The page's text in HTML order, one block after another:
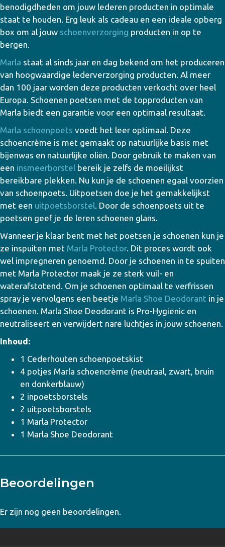
benodigdheden om jouw lederen producten in optimale
staat te houden. Erg leuk als cadeau en een ideale opberg
box om al jouw schoenverzorging producten in op te
bergen.
Marla staat al sinds jaar en dag bekend om het produceren
van hoogwaardige lederverzorging producten. Al meer
dan 100 jaar worden deze producten verkocht over heel
Europa. Schoenen poetsen met de topproducten van
Marla biedt een garantie voor een optimaal resultaat.
Marla schoenpoets voedt het leer optimaal. Deze
schoencrème is met gemaakt op natuurlijke basis met
bijenwas en natuurlijke oliën. Door gebruik te maken van
een insmeerborstel bereik je zelfs de moeilijkst
bereikbare plekken. Nu kun je de schoenen egaal voorzien
van schoenpoets. Uitpoetsen doe je het gemakkelijkst
met een uitpoetsborstel. Door de schoenpoets uit te
poetsen geef je de leren schoenen glans.
Wanneer je klaar bent met het poetsen je schoenen kun je
ze inspuiten met Marla Protector. Dit proces wordt ook
wel impregneren genoemd. Door je schoenen in te spuiten
met Marla Protector maak je ze sterk vuil- en
waterafstotend. Om je schoenen optimaal te verfrissen
spray je vervolgens een beetje Marla Shoe Deodorant in je
schoenen. Marla Shoe Deodorant is Pro-Hygienic en
neutraliseert en verwijdert nare luchtjes in jouw schoenen.
Inhoud:
1 Cederhouten schoenpoetskist
4 potjes Marla schoencrème (neutraal, zwart, bruin
en donkerblauw)
2 inpoetsborstels
2 uitpoetsborstels
1 Marla Protector
1 Marla Shoe Deodorant
Beoordelingen
Er zijn nog geen beoordelingen.